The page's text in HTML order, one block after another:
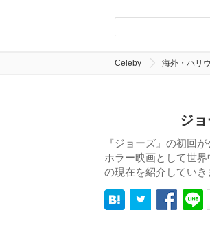
Celeby 海外・ハリ
ジ
『ジョーズ』の初回
ホラー映画として世
の現在を紹介していき